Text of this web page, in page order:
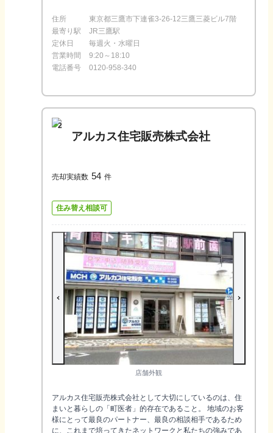
住所
東京都三鷹市下連雀3-26-12三鷹三菱ビル7階
最寄り駅
JR三鷹駅
定休日
毎週火・水曜日
営業時間
9:20～18:10
電話番号
0120-958-340
2
アルカス住宅販売株式会社
売却実績数 54 件
住み替え相談可
店舗外観
アルカス住宅販売株式会社として大切にしているのは、住
まいと暮らしの「町医者」的存在であること。 地域のお客
様にとって最良のパートナー、最良の相談相手であるため
に、これまで培ってきたネットワークと私たちの強みであ